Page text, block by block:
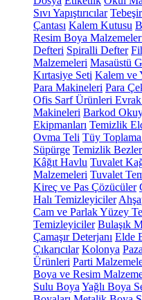
Sıvı Yapıştırıcılar Tebeşir
Çantası Kalem Kutusu
Resim Boya
Defteri Spiralli Defter
Malzemeleri Masaüstü
Kırtasiye Seti Kalem ve
Para Makineleri Para
Ofis Sarf Ürünleri
Makineleri Barkod
Ekipmanları Temizlik
Ovma Teli Tüy
Süpürge Temizlik
Kâğıt Havlu Tuvalet
Malzemeleri Tuvalet
Kireç ve Pas Çözücüler
Halı Temizleyiciler
Cam ve Parlak Yüzey
Temizleyiciler Bulaşık
Çamaşır Deterjanı Elde
Çıkarıcılar Kolonya
Ürünleri Parti
Boya ve Resim
Sulu Boya Yağlı Boya